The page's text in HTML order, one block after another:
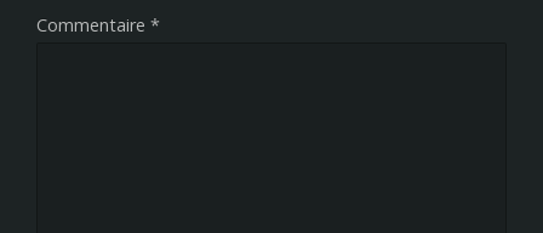
Commentaire *